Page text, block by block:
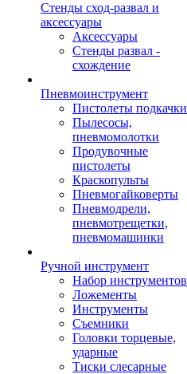
Стенды сход-развал и
аксессуары
Аксессуары
Стенды развал -
схождение
Пневмоинструмент
Пистолеты подкачки
Пылесосы,
пневмомолотки
Продувочные
пистолеты
Краскопульты
Пневмогайковерты
Пневмодрели,
пневмотрещетки,
пневмомашинки
Ручной инструмент
Набор инструментов
Ложементы
Инструменты
Съемники
Головки торцевые,
ударные
Тиски слесарные